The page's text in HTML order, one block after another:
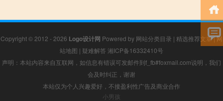
Copyright © 2012 - 2026 Logo设计网 Powered by 网站分类目录 | 精选推荐文章|网
站地图 | 疑难解答 湘ICP备16332410号
声明：本站内容来自互联网，如信息有错误可发邮件到f_fb#foxmail.com说明，我们
会及时纠正，谢谢
本站仅为个人兴趣爱好，不接盈利性广告及商业合作
小男孩